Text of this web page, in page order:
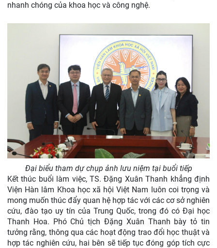
nhanh chóng của khoa học và công nghệ.
Đại biểu tham dự chụp ảnh lưu niệm tại buổi tiếp
Kết thúc buổi làm việc, TS. Đặng Xuân Thanh khẳng định
Viện Hàn lâm Khoa học xã hội Việt Nam luôn coi trọng và
mong muốn thúc đẩy quan hệ hợp tác với các cơ sở nghiên
cứu, đào tạo uy tín của Trung Quốc, trong đó có Đại học
Thanh Hoa. Phó Chủ tịch Đặng Xuân Thanh bày tỏ tin
tưởng rằng, thông qua các hoạt động trao đổi học thuật và
hợp tác nghiên cứu, hai bên sẽ tiếp tục đóng góp tích cực